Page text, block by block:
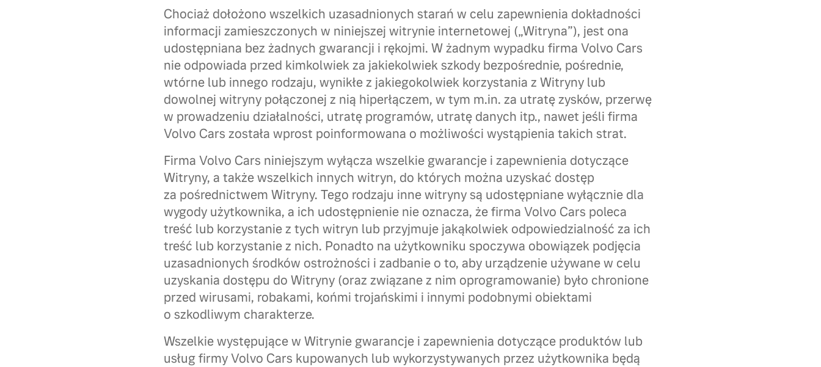
Chociaż dołożono wszelkich uzasadnionych starań w celu zapewnienia dokładności
informacji zamieszczonych w niniejszej witrynie internetowej („Witryna”), jest ona
udostępniana bez żadnych gwarancji i rękojmi. W żadnym wypadku firma Volvo Cars
nie odpowiada przed kimkolwiek za jakiekolwiek szkody bezpośrednie, pośrednie,
wtórne lub innego rodzaju, wynikłe z jakiegokolwiek korzystania z Witryny lub
dowolnej witryny połączonej z nią hiperłączem, w tym m.in. za utratę zysków, przerwę
w prowadzeniu działalności, utratę programów, utratę danych itp., nawet jeśli firma
Volvo Cars została wprost poinformowana o możliwości wystąpienia takich strat.
Firma Volvo Cars niniejszym wyłącza wszelkie gwarancje i zapewnienia dotyczące
Witryny, a także wszelkich innych witryn, do których można uzyskać dostęp
za pośrednictwem Witryny. Tego rodzaju inne witryny są udostępniane wyłącznie dla
wygody użytkownika, a ich udostępnienie nie oznacza, że firma Volvo Cars poleca
treść lub korzystanie z tych witryn lub przyjmuje jakąkolwiek odpowiedzialność za ich
treść lub korzystanie z nich. Ponadto na użytkowniku spoczywa obowiązek podjęcia
uzasadnionych środków ostrożności i zadbanie o to, aby urządzenie używane w celu
uzyskania dostępu do Witryny (oraz związane z nim oprogramowanie) było chronione
przed wirusami, robakami, końmi trojańskimi i innymi podobnymi obiektami
o szkodliwym charakterze.
Wszelkie występujące w Witrynie gwarancje i zapewnienia dotyczące produktów lub
usług firmy Volvo Cars kupowanych lub wykorzystywanych przez użytkownika będą